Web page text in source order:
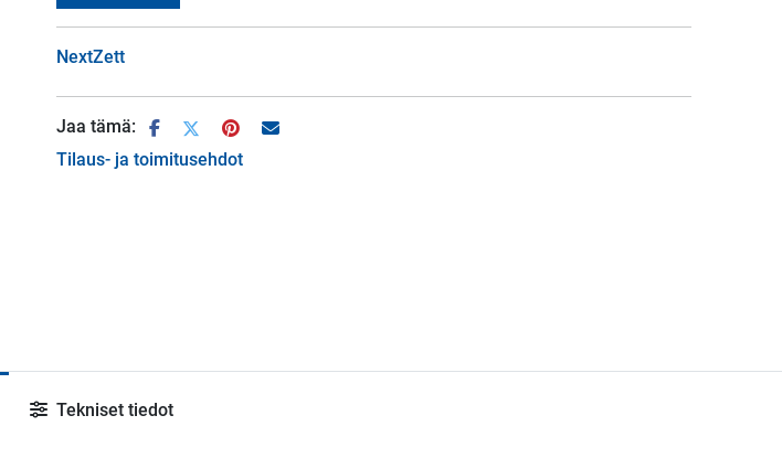
NextZett
Jaa tämä:
Tilaus- ja toimitusehdot
Tekniset tiedot